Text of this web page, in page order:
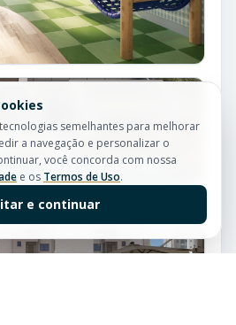
semelhantes para melhorar
a navegação e personalizar o
você concorda com nossa
e os Termos de Uso.
e continuar